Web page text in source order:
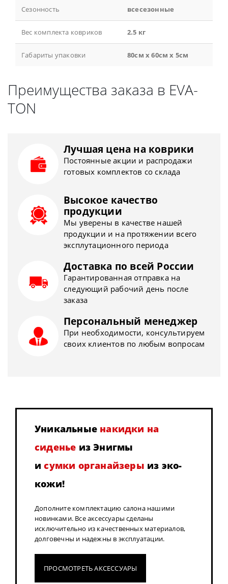
Сезонность всесезонные
Вес комплекта ковриков 2.5 кг
Габариты упаковки 80см x 60см x 5см
Преимущества заказа в EVA-
TON
Лучшая цена на коврики
Постоянные акции и распродажи
готовых комплектов со склада
Высокое качество
продукции
Мы уверены в качестве нашей
продукции и на протяжении всего
эксплутационного периода
Доставка по всей России
Гарантированная отправка на
следующий рабочий день после
заказа
Персональный менеджер
При необходимости, консультируем
своих клиентов по любым вопросам
Уникальные накидки на
сиденье из Энигмы
исумки органайзеры из эко-
кожи!
Дополните комплектацию салона нашими
новинками. Все аксессуары сделаны
исключительно из качественных материалов,
долговечны и надежны в эксплуатации.
ПРОСМОТРЕТЬ АКСЕССУАРЫ